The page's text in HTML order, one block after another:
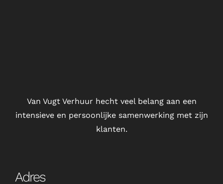
Van Vugt Verhuur hecht veel belang aan een
intensieve en persoonlijke samenwerking met zijn
klanten.
Adres